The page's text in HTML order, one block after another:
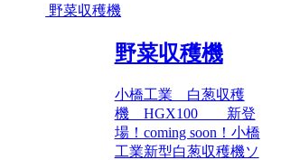
野菜収穫機
野菜収穫機
小橋工業 白葱収穫
機 HGX100 新登
場！coming soon！小橋
工業新型白葱収穫機ソ